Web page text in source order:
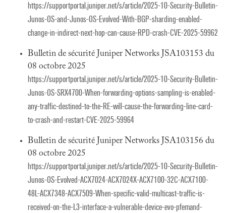
https://supportportal.juniper.net/s/article/2025-10-Security-Bulletin-
Junos-OS-and-Junos-OS-Evolved-With-BGP-sharding-enabled-
change-in-indirect-next-hop-can-cause-RPD-crash-CVE-2025-59962
Bulletin de sécurité Juniper Networks JSA103153 du
08 octobre 2025
https://supportportal.juniper.net/s/article/2025-10-Security-Bulletin-
Junos-OS-SRX4700-When-forwarding-options-sampling-is-enabled-
any-traffic-destined-to-the-RE-will-cause-the-forwarding-line-card-
to-crash-and-restart-CVE-2025-59964
Bulletin de sécurité Juniper Networks JSA103156 du
08 octobre 2025
https://supportportal.juniper.net/s/article/2025-10-Security-Bulletin-
Junos-OS-Evolved-ACX7024-ACX7024X-ACX7100-32C-ACX7100-
48L-ACX7348-ACX7509-When-specific-valid-multicast-traffic-is-
received-on-the-L3-interface-a-vulnerable-device-evo-pfemand-